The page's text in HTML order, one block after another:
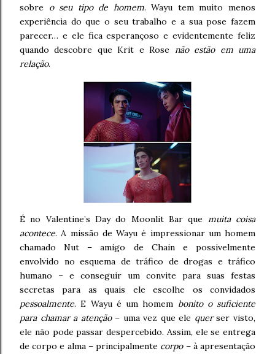
sobre o seu tipo de homem. Wayu tem muito menos
experiência do que o seu trabalho e a sua pose fazem
parecer… e ele fica esperançoso e evidentemente feliz
quando descobre que Krit e Rose não estão em uma
relação.
É no Valentine’s Day do Moonlit Bar que muita coisa
acontece. A missão de Wayu é impressionar um homem
chamado Nut – amigo de Chain e possivelmente
envolvido no esquema de tráfico de drogas e tráfico
humano – e conseguir um convite para suas festas
secretas para as quais ele escolhe os convidados
pessoalmente. E Wayu é um homem bonito o suficiente
para chamar a atenção– uma vez que ele querser visto,
ele não pode passar despercebido. Assim, ele se entrega
de corpo e alma – principalmente corpo– à apresentação